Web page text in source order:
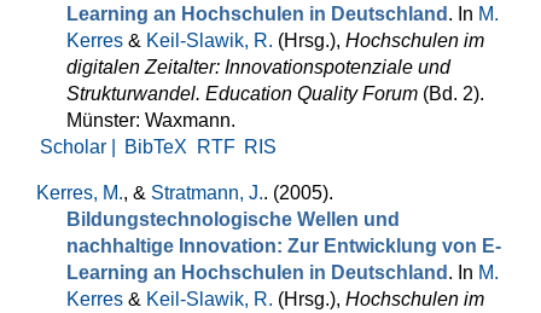
Learning an Hochschulen in Deutschland . In M.
Kerres & Keil-Slawik, R. (Hrsg.), Hochschulen im
digitalen Zeitalter: Innovationspotenziale und
Strukturwandel. Education Quality Forum (Bd. 2).
Münster: Waxmann.
Scholar |
BibTeX RTF RIS
Kerres, M., & Stratmann, J.. (2005).
Bildungstechnologische Wellen und
nachhaltige Innovation: Zur Entwicklung von E-
Learning an Hochschulen in Deutschland . In M.
Kerres & Keil-Slawik, R. (Hrsg.), Hochschulen im